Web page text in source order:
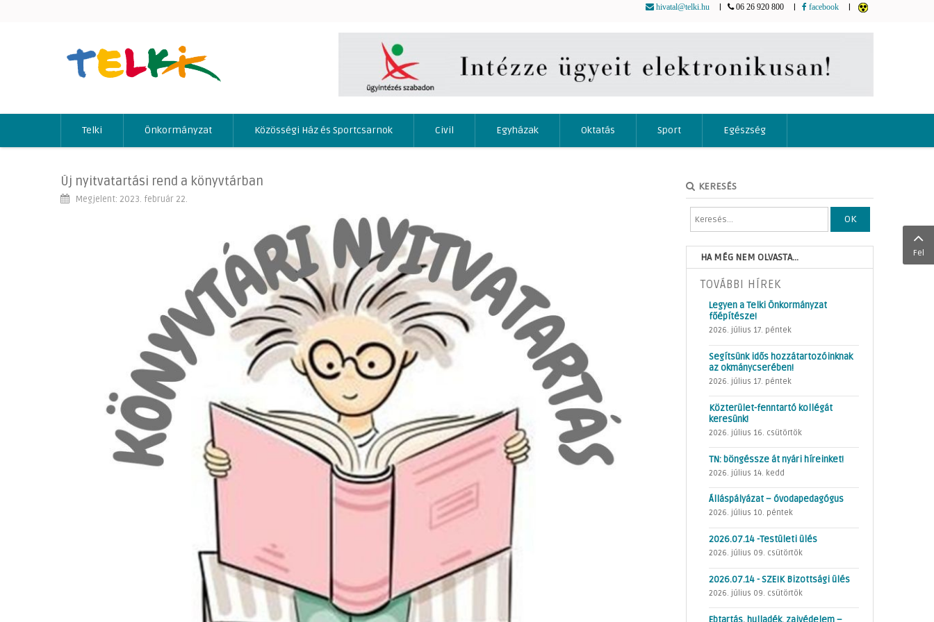
hivatal@telki.hu 06 26 920 800 facebook
Telki Önkormányzat Közösségi Ház és Sportcsarnok Civil Egyházak Oktatás Sport Egészség
Új nyitvatartási rend a könyvtárban
Megjelent: 2023. február 22.
KERESÉS
OK
HA MÉG NEM OLVASTA...
TOVÁBBI HÍREK
Legyen a Telki Önkormányzat
főépítésze!
2026. július 17. péntek
Segítsünk idős hozzátartozóinknak
az okmánycserében!
2026. július 17. péntek
Közterület-fenntartó kollégát
keresünk!
2026. július 16. csütörtök
TN: böngéssze át nyári híreinket!
2026. július 14. kedd
Álláspályázat – óvodapedagógus
2026. július 10. péntek
2026.07.14 -Testületi ülés
2026. július 09. csütörtök
2026.07.14 - SZEIK Bizottsági ülés
2026. július 09. csütörtök
Ebtartás, hulladék, zajvédelem –
Fel